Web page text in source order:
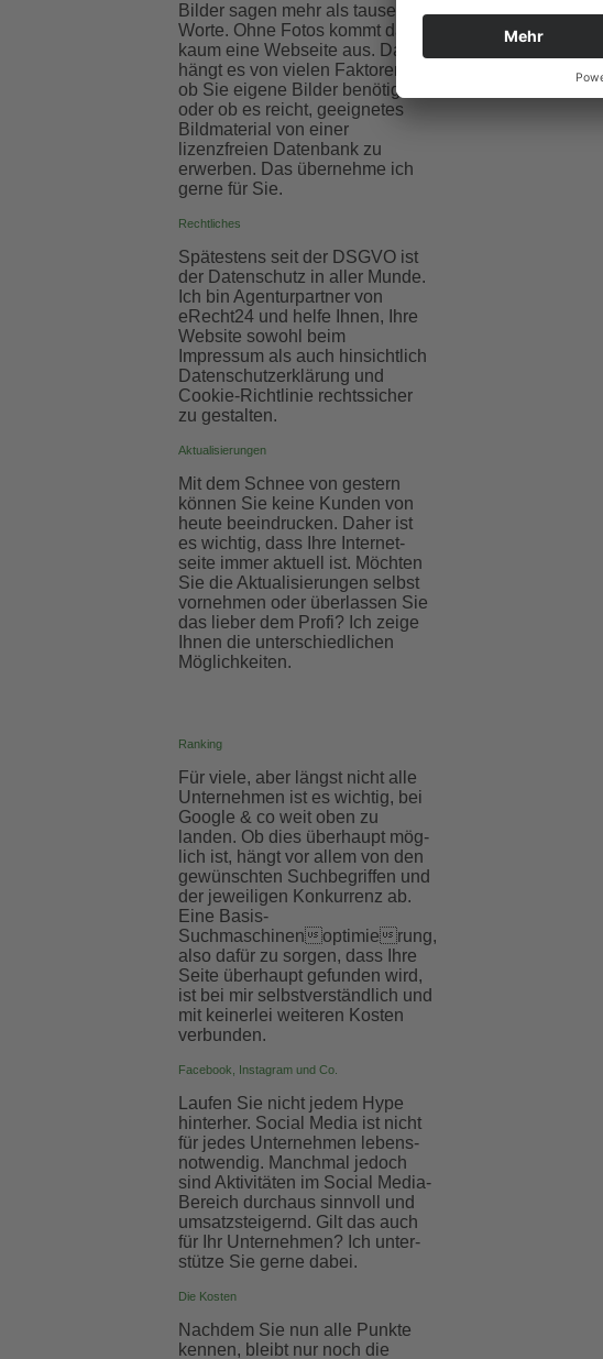
Bilder sagen mehr als tausend
Worte. Ohne Fotos kommt daher
kaum eine Webseite aus. Dabei
hängt es von vielen Faktoren ab,
ob Sie eigene Bilder benötigen,
oder ob es reicht, geeignetes
Bildmaterial von einer
lizenzfreien Datenbank zu
erwerben. Das übernehme ich
gerne für Sie.
Rechtliches
Spätestens seit der DSGVO ist
der Datenschutz in aller Munde.
Ich bin Agenturpartner von
eRecht24 und helfe Ihnen, Ihre
Website sowohl beim
Impressum als auch hinsichtlich
Datenschutzerklärung und
Cookie-Richtlinie rechtssicher
zu gestalten.
Aktualisierungen
Mit dem Schnee von gestern
können Sie keine Kunden von
heute be­ein­drucken. Daher ist
es wichtig, dass Ihre Internet­
seite immer aktuell ist. Möchten
Sie die Aktuali­sierungen selbst
vor­nehmen oder über­lassen Sie
das lieber dem Profi? Ich zeige
Ihnen die unter­schiedlichen
Möglich­keiten.
Ranking
Für viele, aber längst nicht alle
Unter­nehmen ist es wichtig, bei
Google & co weit oben zu
landen. Ob dies über­haupt mög­
lich ist, hängt vor allem von den
ge­wünschten Such­begriffen und
der je­weiligen Kon­kurrenz ab.
Eine Basis-
Suchmaschinen­optimierung,
also dafür zu sorgen, dass Ihre
Seite über­haupt ge­funden wird,
ist bei mir selbst­verständ­lich und
mit keiner­lei wei­teren Kosten
ver­bunden.
Facebook, Instagram und Co.
Laufen Sie nicht jedem Hype
hinterher. Social Media ist nicht
für jedes Unter­nehmen lebens­
notwendig. Manch­mal jedoch
sind Aktivi­täten im Social Media-
Bereich durch­aus sinn­voll und
umsatz­steigernd. Gilt das auch
für Ihr Unter­nehmen? Ich unter­
stütze Sie gerne dabei.
Die Kosten
Nachdem Sie nun alle Punkte
kennen, bleibt nur noch die